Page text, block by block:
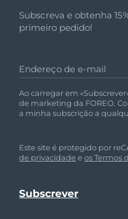
Subscreva e obtenha
primeiro pedido!
Endereço de e-mail
Ao carregar em
de marketing da FOREO.
a minha subscrição a
Este site é protegido por
de privacidade eos Termos